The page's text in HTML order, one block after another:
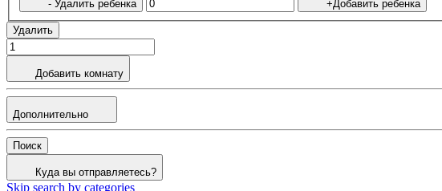
- Удалить ребенка +Добавить ребенка
Удалить
Добавить комнату
Дополнительно
Поиск
Куда вы отправляетесь?
Skip search by categories